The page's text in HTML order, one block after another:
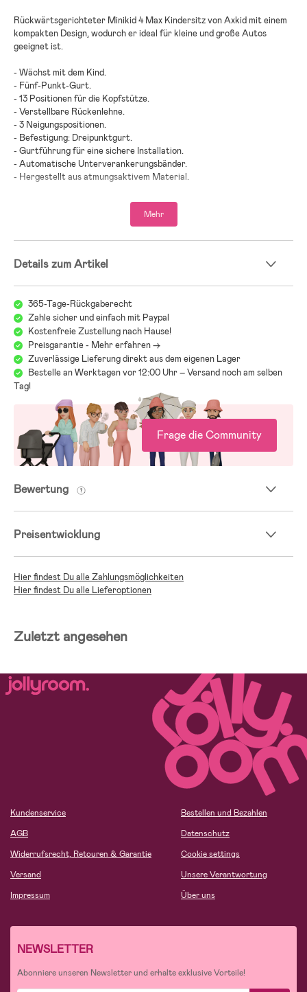
Rückwärtsgerichteter Minikid 4 Max Kindersitz von Axkid mit einem
kompakten Design, wodurch er ideal für kleine und große Autos
geeignet ist.
- Wächst mit dem Kind.
- Fünf-Punkt-Gurt.
- 13 Positionen für die Kopfstütze.
- Verstellbare Rückenlehne.
- 3 Neigungspositionen.
- Befestigung: Dreipunktgurt.
- Gurtführung für eine sichere Installation.
- Automatische Unterverankerungsbänder.
- Hergestellt aus atmungsaktivem Material.
- Viel Beinfreiheit für Dein Kind.
- SIP – Side Impact Protection (Seitenaufprallschutz).
- Abnehmbarer, waschbarer Bezug.
- Plustest-geprüft.
- Empfohlene Größe: 61-125 cm.
- Altersempfehlung: ab 6 Monaten bis 7 Jahre.
Mehr
Details zum Artikel
365-Tage-Rückgaberecht
Zahle sicher und einfach mit Paypal
Kostenfreie Zustellung nach Hause!
Preisgarantie - Mehr erfahren ->
Zuverlässige Lieferung direkt aus dem eigenen Lager
Bestelle an Werktagen vor 12:00 Uhr – Versand noch am selben
Tag!
Frage die Community
Bewertung
Preisentwicklung
Hier findest Du alle Zahlungsmöglichkeiten
Hier findest Du alle Lieferoptionen
Zuletzt angesehen
Kundenservice
AGB
Widerrufsrecht, Retouren & Garantie
Versand
Impressum
Bestellen und Bezahlen
Datenschutz
Cookie settings
Unsere Verantwortung
Über uns
NEWSLETTER
Abonniere unseren Newsletter und erhalte exklusive Vorteile!